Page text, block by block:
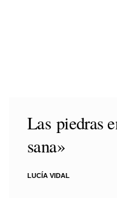
Las piedras
sana»
LUCÍA VIDAL